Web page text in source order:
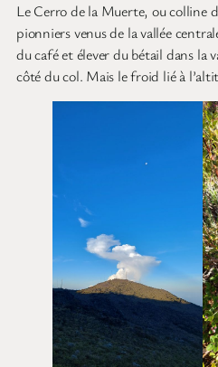
Le Cerro de la Muerte, ou colline
pionniers venus de la vallée
du café et élever du bétail dans la
côté du col. Mais le froid lié à